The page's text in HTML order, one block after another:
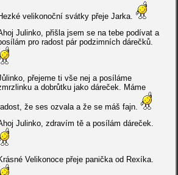
velikonoční svátky přeje Jarka.
Julinko, přišla jsem se na tebe podívat a
pro radost pár podzimních dárečků.
přejeme ti vše nej a posíláme
a dobrůtku jako dáreček. Máme
že ses ozvala a že se máš fajn.
Julinko, zdravím tě a posílám dáreček.
Velikonoce přeje panička od Rexíka.